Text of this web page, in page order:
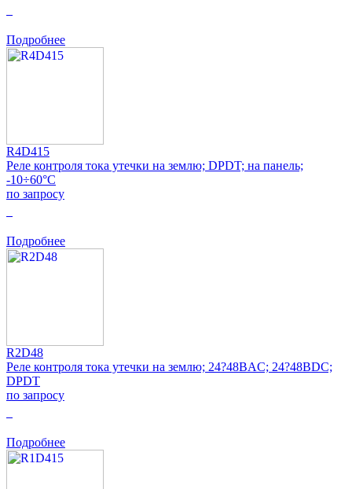
Подробнее
R4D415
Реле контроля тока утечки на землю; DPDT; на панель;
-10÷60°C
по запросу
Подробнее
R2D48
Реле контроля тока утечки на землю; 24?48ВAC; 24?48ВDC;
DPDT
по запросу
Подробнее